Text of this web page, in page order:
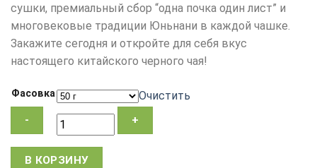
сушки, премиальный сбор “одна почка один лист” и
многовековые традиции Юньнани в каждой чашке.
Закажите сегодня и откройте для себя вкус
настоящего китайского черного чая!
Фасовка Очистить
Количество
В КОРЗИНУ